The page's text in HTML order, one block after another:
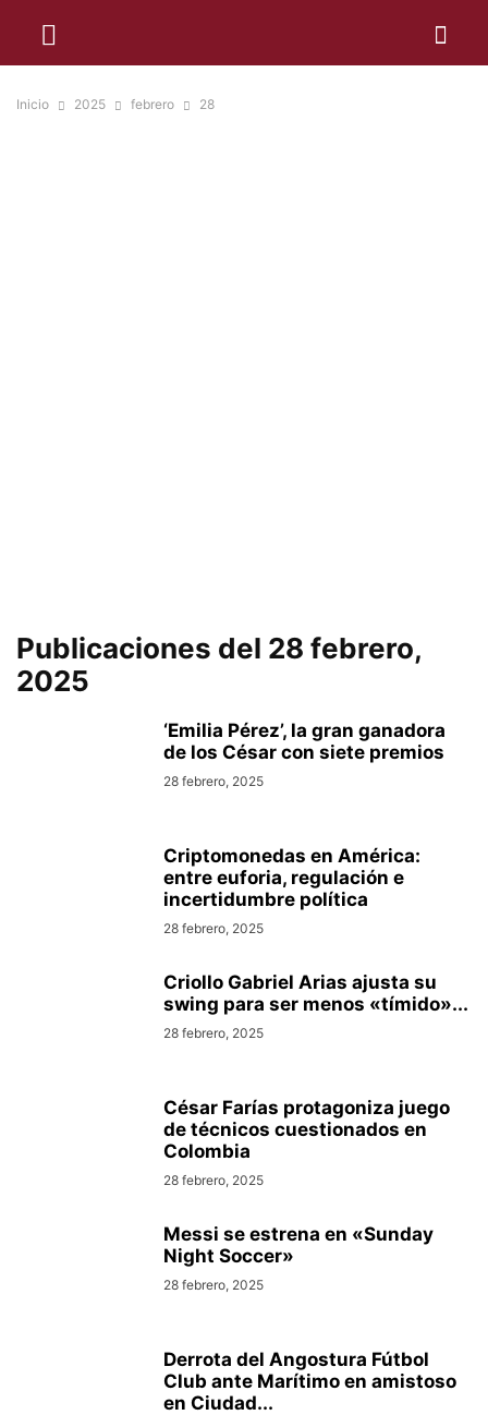
Inicio 2025 febrero 28
Publicaciones del 28 febrero,
2025
‘Emilia Pérez’, la gran ganadora
de los César con siete premios
28 febrero, 2025
Criptomonedas en América:
entre euforia, regulación e
incertidumbre política
28 febrero, 2025
Criollo Gabriel Arias ajusta su
swing para ser menos «tímido»...
28 febrero, 2025
César Farías protagoniza juego
de técnicos cuestionados en
Colombia
28 febrero, 2025
Messi se estrena en «Sunday
Night Soccer»
28 febrero, 2025
Derrota del Angostura Fútbol
Club ante Marítimo en amistoso
en Ciudad...